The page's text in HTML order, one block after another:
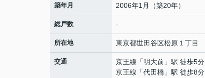
築年月 2006年1月（築20年）
総戸数 -
所在地 東京都世田谷区松原 １丁目
交通 京王線 「明大前 」駅 徒歩5分
京王線 「代田橋 」駅 徒歩8分